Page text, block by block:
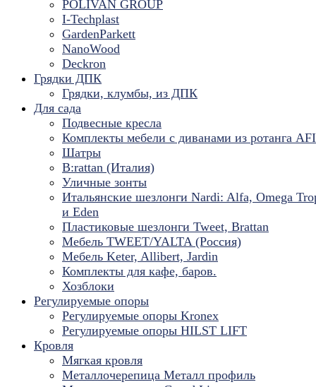
POLIVAN GROUP
I-Techplast
GardenParkett
NanoWood
Deckron
Грядки ДПК
Грядки, клумбы, из ДПК
Для сада
Подвесные кресла
Комплекты мебели с диванами из ротанга
Шатры
B:rattan (Италия)
Уличные зонты
Итальянские шезлонги Nardi: Alfa, Omega
и Eden
Пластиковые шезлонги Tweet, Brattan
Мебель TWEET/YALTA (Россия)
Мебель Keter, Allibert, Jardin
Комплекты для кафе, баров.
Хозблоки
Регулируемые опоры
Регулируемые опоры Kronex
Регулируемые опоры HILST LIFT
Кровля
Мягкая кровля
Металлочерепица Металл профиль